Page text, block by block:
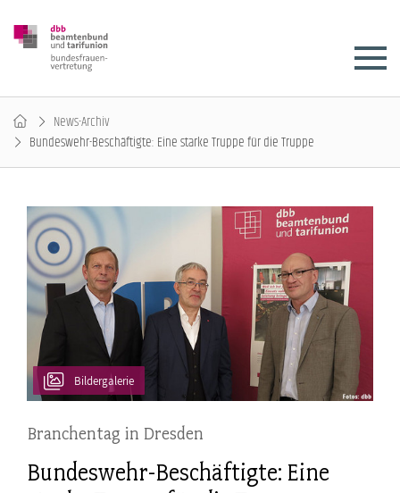
News-Archiv
Bundeswehr-Beschäftigte: Eine starke Truppe für die Truppe
Bildergalerie
Branchentag in Dresden
Bundeswehr-Beschäftigte: Eine